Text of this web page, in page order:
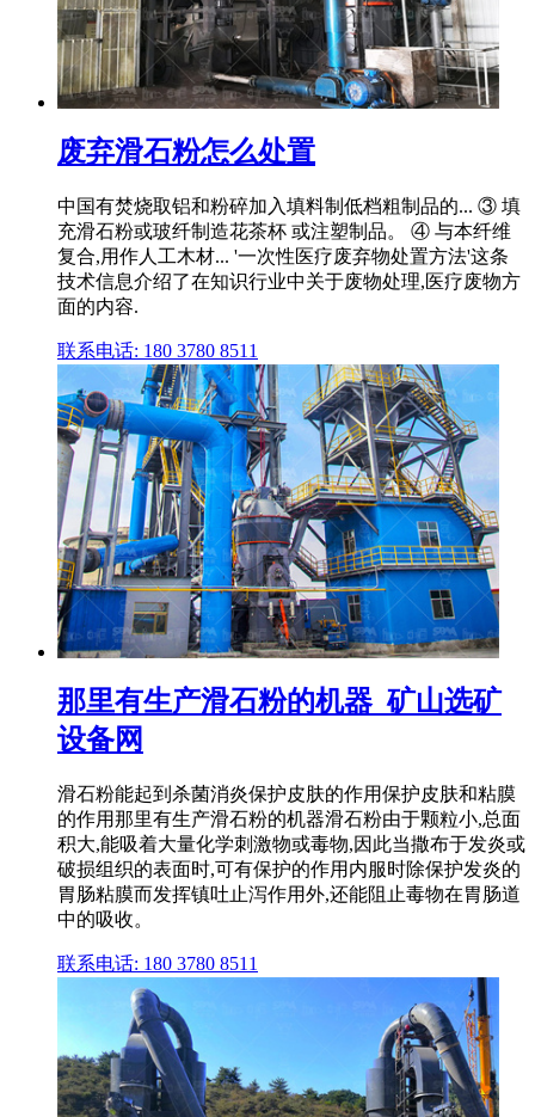
废弃滑石粉怎么处置
中国有焚烧取铝和粉碎加入填料制低档粗制品的... ③ 填
充滑石粉或玻纤制造花茶杯 或注塑制品。 ④ 与本纤维
复合,用作人工木材... '一次性医疗废弃物处置方法'这条
技术信息介绍了在知识行业中关于废物处理,医疗废物方
面的内容.
联系电话: 180 3780 8511
那里有生产滑石粉的机器_矿山选矿
设备网
滑石粉能起到杀菌消炎保护皮肤的作用保护皮肤和粘膜
的作用那里有生产滑石粉的机器滑石粉由于颗粒小,总面
积大,能吸着大量化学刺激物或毒物,因此当撒布于发炎或
破损组织的表面时,可有保护的作用内服时除保护发炎的
胃肠粘膜而发挥镇吐止泻作用外,还能阻止毒物在胃肠道
中的吸收。
联系电话: 180 3780 8511